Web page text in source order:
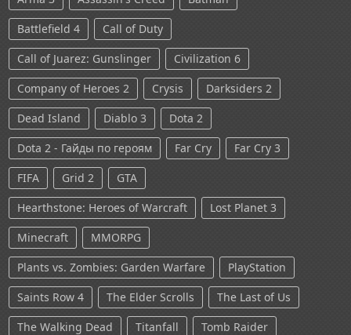
Battlefield 4
Call of Duty
Call of Juarez: Gunslinger
Civilization 6
Company of Heroes 2
Crysis
Darksiders 2
Dead Island
Diablo 3
Dota 2
Dota 2 - Гайды по героям
Far Cry
Far Cry 3
FIFA
Grid 2
GTA
Hearthstone: Heroes of Warcraft
Lost Planet 3
Minecraft
MMORPG
Plants vs. Zombies: Garden Warfare
PlayStation
Saints Row 4
The Elder Scrolls
The Last of Us
The Walking Dead
Titanfall
Tomb Raider